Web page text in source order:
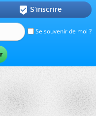
Se souvenir de moi ?
 S'inscrire